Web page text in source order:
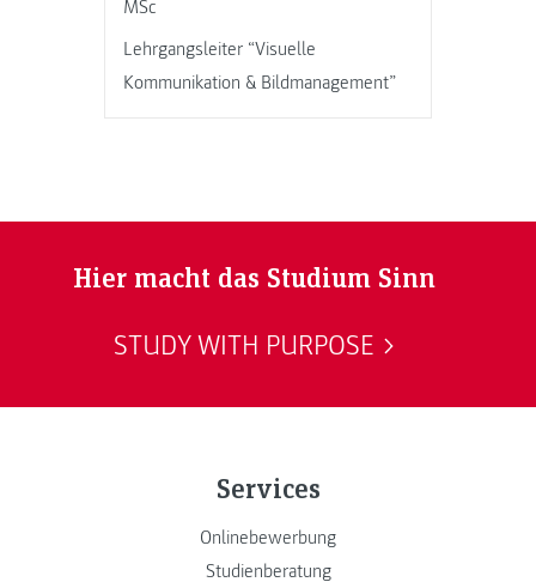
MSc
Lehrgangsleiter “Visuelle
Kommunikation & Bildmanagement”
Hier macht das Studium Sinn
STUDY WITH PURPOSE
Services
Onlinebewerbung
Studienberatung